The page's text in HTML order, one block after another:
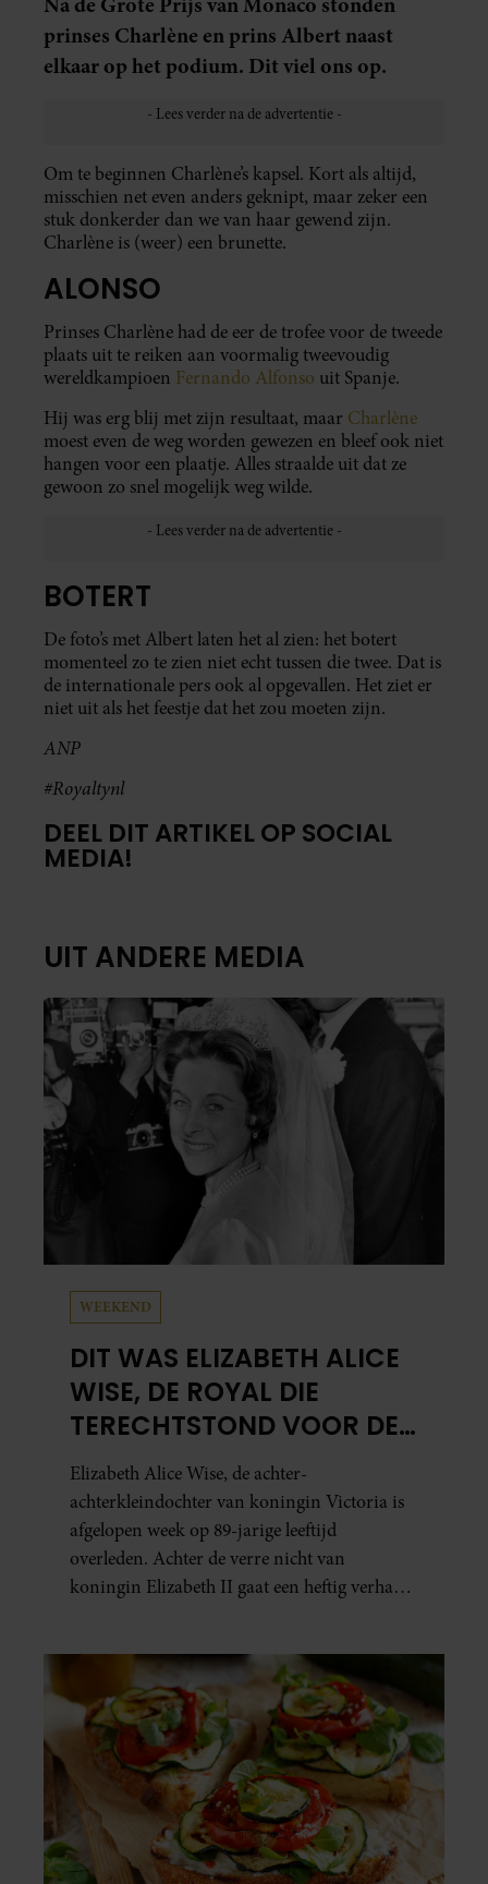
prinses Charlène en prins Albert naast
elkaar op het podium. Dit viel ons op.
Om te beginnen Charlène’s kapsel. Kort als altijd,
misschien net even anders geknipt, maar zeker een
stuk donkerder dan we van haar gewend zijn.
Charlène is (weer) een brunette.
ALONSO
Prinses Charlène had de eer de trofee voor de tweede
plaats uit te reiken aan voormalig tweevoudig
wereldkampioen Fernando Alfonso uit Spanje.
Hij was erg blij met zijn resultaat, maar Charlène
moest even de weg worden gewezen en bleef ook niet
hangen voor een plaatje. Alles straalde uit dat ze
gewoon zo snel mogelijk weg wilde.
BOTERT
De foto’s met Albert laten het al zien: het botert
momenteel zo te zien niet echt tussen die twee. Dat is
de internationale pers ook al opgevallen. Het ziet er
niet uit als het feestje dat het zou moeten zijn.
ANP
#Royaltynl
DEEL DIT ARTIKEL OP SOCIAL
MEDIA!
UIT ANDERE MEDIA
WEEKEND
DIT WAS ELIZABETH ALICE
WISE, DE ROYAL DIE
TERECHTSTOND VOOR DE
DOOD VAN HAAR BABY
Elizabeth Alice Wise, de achter-
achterkleindochter van koningin Victoria is
afgelopen week op 89-jarige leeftijd
overleden. Achter de verre nicht van
koningin Elizabeth II gaat een heftig verhaal